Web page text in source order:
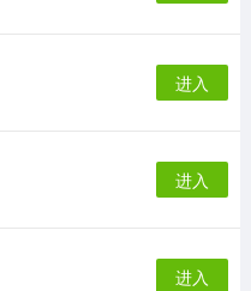
进入
进入
进入